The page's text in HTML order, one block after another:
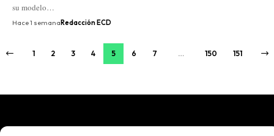
su modelo…
Hace 1 semanaRedacción ECD
1 2 3 4 5 6 7 … 150 151